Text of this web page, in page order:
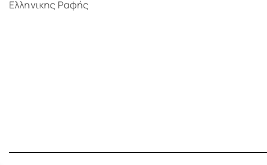
Ελληνικης Ραφής